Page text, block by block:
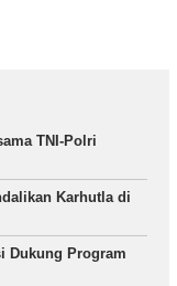
TNI-Polri
Karhutla di
Dukung Program